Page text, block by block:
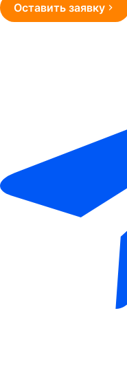
Оставить заявку